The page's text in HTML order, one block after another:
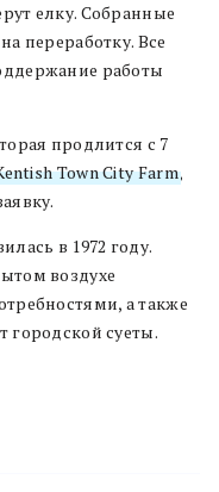
елку. Собранные
переработку. Все
работы
продлится с 7
Town City Farm,
в 1972 году.
воздухе
а также
городской суеты.